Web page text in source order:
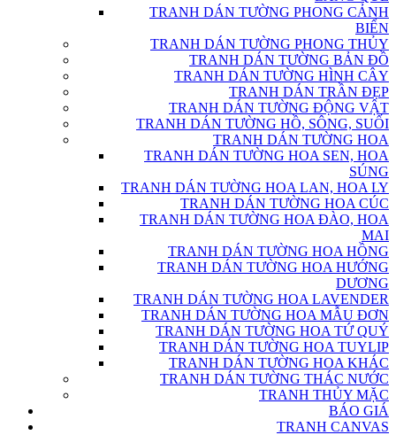
TRANH DÁN TƯỜNG PHONG CẢNH
BIỂN
TRANH DÁN TƯỜNG PHONG THỦY
TRANH DÁN TƯỜNG BẢN ĐỒ
TRANH DÁN TƯỜNG HÌNH CÂY
TRANH DÁN TRẦN ĐẸP
TRANH DÁN TƯỜNG ĐỘNG VẬT
TRANH DÁN TƯỜNG HỒ, SÔNG, SUỐI
TRANH DÁN TƯỜNG HOA
TRANH DÁN TƯỜNG HOA SEN, HOA
SÚNG
TRANH DÁN TƯỜNG HOA LAN, HOA LY
TRANH DÁN TƯỜNG HOA CÚC
TRANH DÁN TƯỜNG HOA ĐÀO, HOA
MAI
TRANH DÁN TƯỜNG HOA HỒNG
TRANH DÁN TƯỜNG HOA HƯỚNG
DƯƠNG
TRANH DÁN TƯỜNG HOA LAVENDER
TRANH DÁN TƯỜNG HOA MẪU ĐƠN
TRANH DÁN TƯỜNG HOA TỨ QUÝ
TRANH DÁN TƯỜNG HOA TUYLIP
TRANH DÁN TƯỜNG HOA KHÁC
TRANH DÁN TƯỜNG THÁC NƯỚC
TRANH THỦY MẶC
BÁO GIÁ
TRANH CANVAS